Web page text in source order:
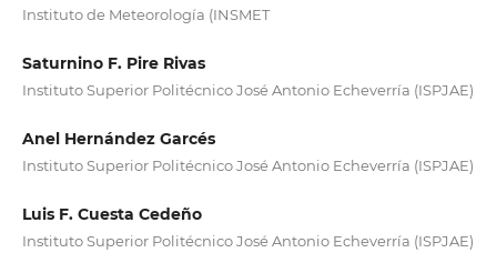
Instituto de Meteorología (INSMET
Saturnino F. Pire Rivas
Instituto Superior Politécnico José Antonio Echeverría (ISPJAE)
Anel Hernández Garcés
Instituto Superior Politécnico José Antonio Echeverría (ISPJAE)
Luis F. Cuesta Cedeño
Instituto Superior Politécnico José Antonio Echeverría (ISPJAE)